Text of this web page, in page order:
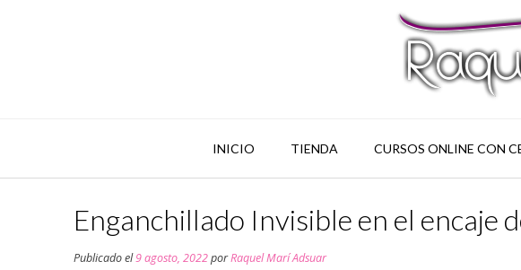
INICIO TIENDA CURSOS ONLINE CON
Enganchillado Invisible en el encaje
Publicado el9 agosto, 2022porRaquel Marí Adsuar